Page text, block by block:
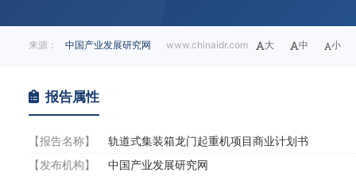
来源： 中国产业发展研究网 www.chinaidr.com 大 中 小
报告属性
【报告名称】
轨道式集装箱龙门起重机项目商业计划书
【发布机构】
中国产业发展研究网